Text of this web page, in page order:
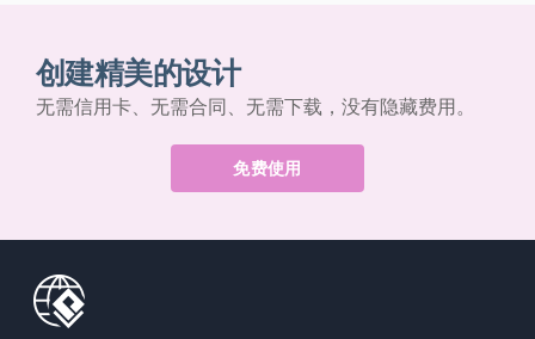
创建精美的设计
无需信用卡、无需合同、无需下载，没有隐藏费用。
免费使用